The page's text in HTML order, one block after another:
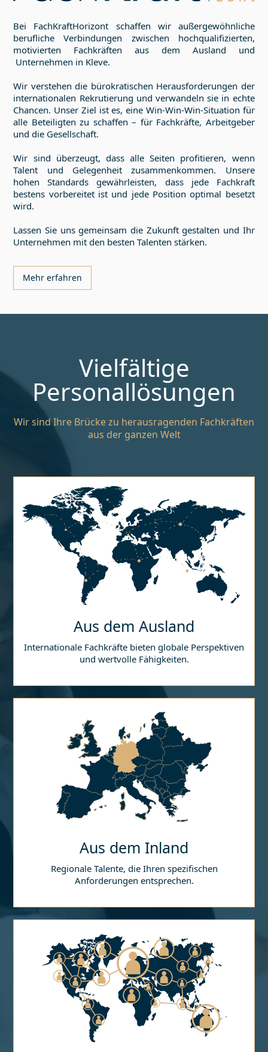
Bei FachKraftHorizont schaffen wir außergewöhnliche
berufliche Verbindungen zwischen hochqualifizierten,
motivierten Fachkräften aus dem Ausland und
Unternehmen in Kleve.
Wir verstehen die bürokratischen Herausforderungen der
internationalen Rekrutierung und verwandeln sie in echte
Chancen. Unser Ziel ist es, eine Win-Win-Win-Situation für
alle Beteiligten zu schaffen – für Fachkräfte, Arbeitgeber
und die Gesellschaft.
Wir sind überzeugt, dass alle Seiten profitieren, wenn
Talent und Gelegenheit zusammenkommen. Unsere
hohen Standards gewährleisten, dass jede Fachkraft
bestens vorbereitet ist und jede Position optimal besetzt
wird.
Lassen Sie uns gemeinsam die Zukunft gestalten und Ihr
Unternehmen mit den besten Talenten stärken.
Mehr erfahren
Vielfältige
Personallösungen
Wir sind Ihre Brücke zu herausragenden Fachkräften
aus der ganzen Welt
Aus dem Ausland
Internationale Fachkräfte bieten globale Perspektiven
und wertvolle Fähigkeiten.
Aus dem Inland
Regionale Talente, die Ihren spezifischen
Anforderungen entsprechen.